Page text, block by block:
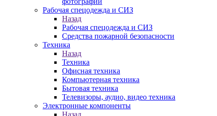
Рабочая спецодежда и СИЗ
Назад
Рабочая спецодежда и СИЗ
Средства пожарной безопасности
Техника
Назад
Техника
Офисная техника
Компьютерная техника
Бытовая техника
Телевизоры, аудио, видео техника
Электронные компоненты
Назад